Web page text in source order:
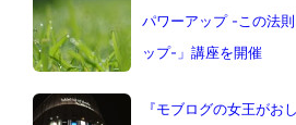
パワーアップ -この法
ップ-」講座を開催
『モブログの女王がお